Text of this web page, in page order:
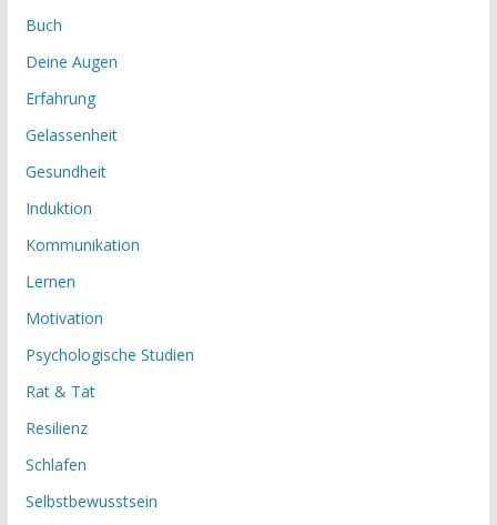
Buch
Deine Augen
Erfahrung
Gelassenheit
Gesundheit
Induktion
Kommunikation
Lernen
Motivation
Psychologische Studien
Rat & Tat
Resilienz
Schlafen
Selbstbewusstsein